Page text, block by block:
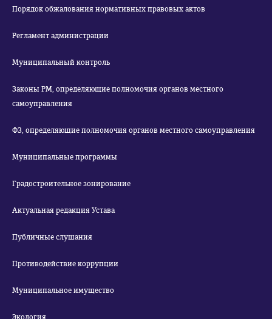
Порядок обжалования нормативных правовых актов
Регламент администрации
Муниципальный контроль
Законы РМ, определяющие полномочия органов местного
самоуправления
ФЗ, определяющие полномочия органов местного самоуправления
Муниципальные программы
Градостроительное зонирование
Актуальная редакция Устава
Публичные слушания
Противодействие коррупции
Муниципальное имущество
Экология